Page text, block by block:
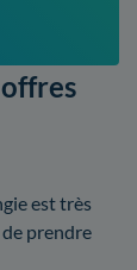
est très
prendre